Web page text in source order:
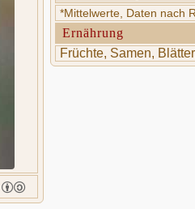
*Mittelwerte, Daten nach
Ernährung
Früchte, Samen,